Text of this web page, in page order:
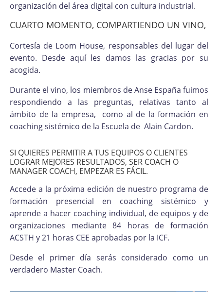
organización del área digital con cultura industrial.
CUARTO MOMENTO, COMPARTIENDO UN VINO,
Cortesía de Loom House, responsables del lugar del
evento. Desde aquí les damos las gracias por su
acogida.
Durante el vino, los miembros de Anse España fuimos
respondiendo a las preguntas, relativas tanto al
ámbito de la empresa, como al de la formación en
coaching sistémico de la Escuela de Alain Cardon.
SI QUIERES PERMITIR A TUS EQUIPOS O CLIENTES
LOGRAR MEJORES RESULTADOS, SER COACH O
MANAGER COACH, EMPEZAR ES FÁCIL.
Accede a la próxima edición de nuestro programa de
formación presencial en coaching sistémico y
aprende a hacer coaching individual, de equipos y de
organizaciones mediante 84 horas de formación
ACSTH y 21 horas CEE aprobadas por la ICF.
Desde el primer día serás considerado como un
verdadero Master Coach.